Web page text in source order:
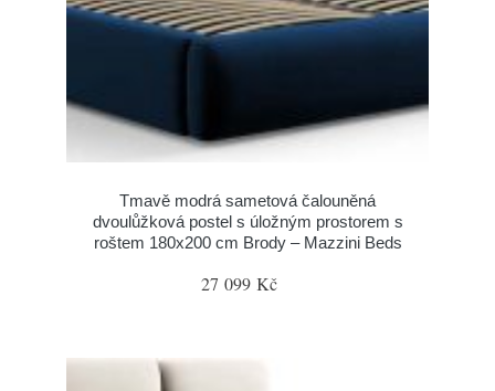
Tmavě modrá sametová čalouněná
dvoulůžková postel s úložným prostorem s
roštem 180x200 cm Brody – Mazzini Beds
27 099 Kč